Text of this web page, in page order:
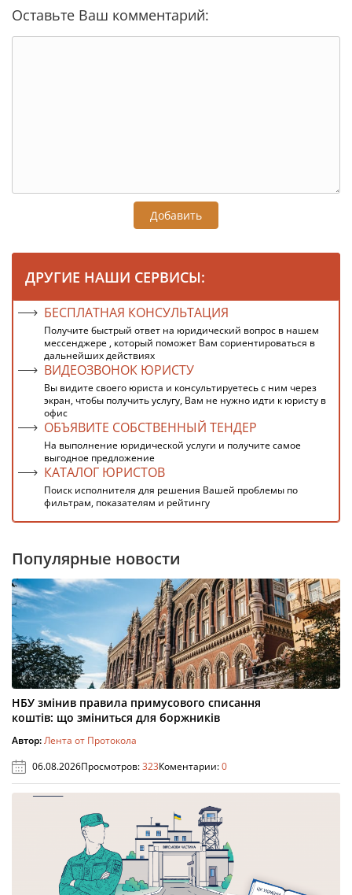
Оставьте Ваш комментарий:
Добавить
ДРУГИЕ НАШИ СЕРВИСЫ:
БЕСПЛАТНАЯ КОНСУЛЬТАЦИЯ
Получите быстрый ответ на юридический вопрос в нашем
мессенджере , который поможет Вам сориентироваться в
дальнейших действиях
ВИДЕОЗВОНОК ЮРИСТУ
Вы видите своего юриста и консультируетесь с ним через
экран, чтобы получить услугу, Вам не нужно идти к юристу в
офис
ОБЪЯВИТЕ СОБСТВЕННЫЙ ТЕНДЕР
На выполнение юридической услуги и получите самое
выгодное предложение
КАТАЛОГ ЮРИСТОВ
Поиск исполнителя для решения Вашей проблемы по
фильтрам, показателям и рейтингу
Популярные новости
НБУ змінив правила примусового списання
коштів: що зміниться для боржників
Автор:Лента от Протокола
06.08.2026Просмотров:323Коментарии:0